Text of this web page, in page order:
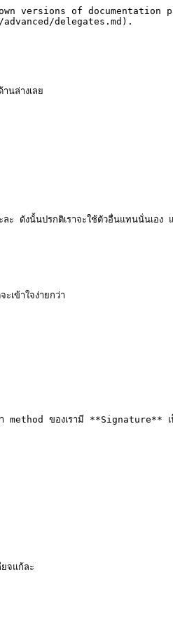
versions of documentation
delegates.md).
นล่างเลย
ดังนั้นปรกติเราจะใช้ตัวอื่นแทนนั่นเอง
เข้าใจง่ายกว่า
า method ของเรามี **Signature**
จแก้ละ